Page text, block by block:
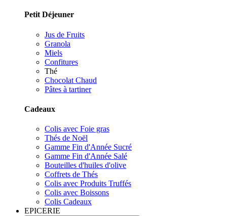
Petit Déjeuner
Jus de Fruits
Granola
Miels
Confitures
Thé
Chocolat Chaud
Pâtes à tartiner
Cadeaux
Colis avec Foie gras
Thés de Noël
Gamme Fin d'Année Sucré
Gamme Fin d'Année Salé
Bouteilles d'huiles d'olive
Coffrets de Thés
Colis avec Produits Truffés
Colis avec Boissons
Colis Cadeaux
EPICERIE